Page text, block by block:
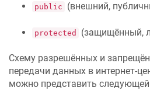
public (внешний,
protected (защищённый,
Схему разрешённых и
передачи данных в интернет-
можно представить